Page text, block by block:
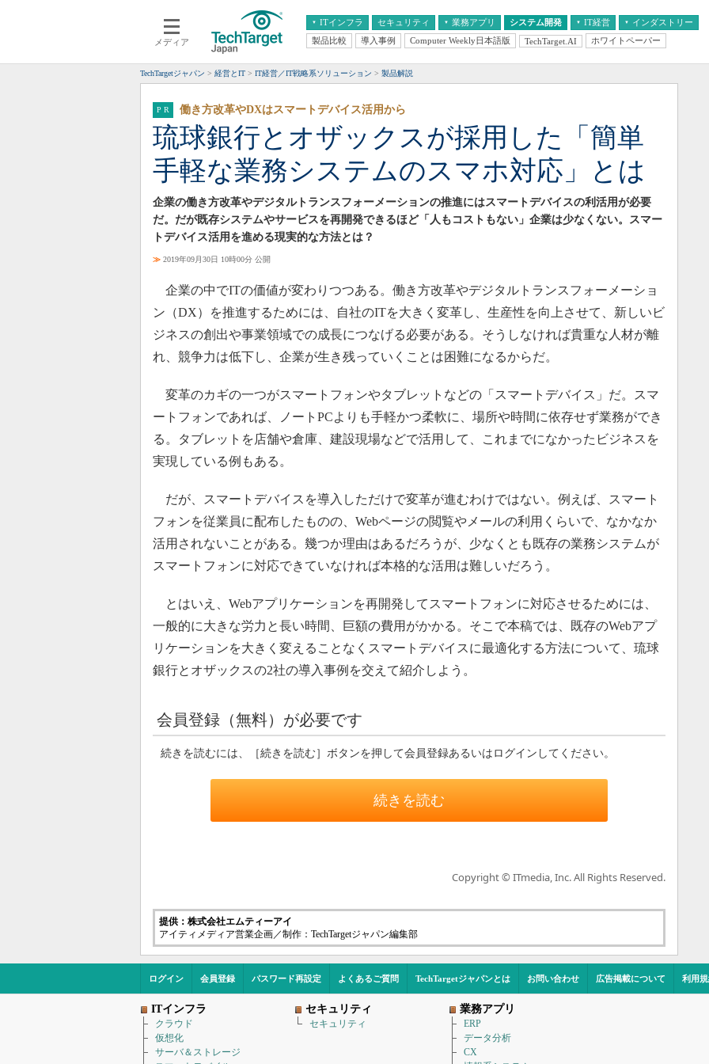
メディア
ITインフラ
クラウド
スマートモバイル
ネットワーク
システム運用管理
セキュリティ 業務アプリ
エンタープライズAI
ERP
CX
情報系システム
システム開発 IT経営
経営とIT
インダストリー
医療IT
製品比較 導入事例 Computer Weekly日本語版 TechTarget.AI ホワイトペーパー
TechTargetジャパン 経営とIT IT経営／IT戦略系ソリューション 製品解説
琉球銀行とオザックスが採用した「簡単
手軽な業務システムのスマホ対応」とは
働き方改革やDXはスマートデバイス活用から
企業の働き方改革やデジタルトランスフォーメーションの推進にはスマートデバイスの利活用が必要
だ。だが既存システムやサービスを再開発できるほど「人もコストもない」企業は少なくない。スマー
トデバイス活用を進める現実的な方法とは？
≫ 2019年09月30日 10時00分 公開
企業の中でITの価値が変わりつつある。働き方改革やデジタルトランスフォーメーショ
ン（DX）を推進するためには、自社のITを大きく変革し、生産性を向上させて、新しいビ
ジネスの創出や事業領域での成長につなげる必要がある。そうしなければ貴重な人材が離
れ、競争力は低下し、企業が生き残っていくことは困難になるからだ。
変革のカギの一つがスマートフォンやタブレットなどの「スマートデバイス」だ。スマ
ートフォンであれば、ノートPCよりも手軽かつ柔軟に、場所や時間に依存せず業務ができ
る。タブレットを店舗や倉庫、建設現場などで活用して、これまでになかったビジネスを
実現している例もある。
だが、スマートデバイスを導入しただけで変革が進むわけではない。例えば、スマート
フォンを従業員に配布したものの、Webページの閲覧やメールの利用くらいで、なかなか
活用されないことがある。幾つか理由はあるだろうが、少なくとも既存の業務システムが
スマートフォンに対応できていなければ本格的な活用は難しいだろう。
とはいえ、Webアプリケーションを再開発してスマートフォンに対応させるためには、
一般的に大きな労力と長い時間、巨額の費用がかかる。そこで本稿では、既存のWebアプ
リケーションを大きく変えることなくスマートデバイスに最適化する方法について、琉球
銀行とオザックスの2社の導入事例を交えて紹介しよう。
会員登録（無料）が必要です
続きを読むには、［続きを読む］ボタンを押して会員登録あるいはログインしてください。
続きを読む
Copyright © ITmedia, Inc. All Rights Reserved.
提供：株式会社エムティーアイ
アイティメディア営業企画／制作：TechTargetジャパン編集部
ログイン 会員登録 パスワード再設定 よくあるご質問 TechTargetジャパンとは お問い合わせ 広告掲載について 利用
ITインフラ
クラウド
仮想化
サーバ＆ストレージ
セキュリティ
セキュリティ
業務アプリ
ERP
データ分析
CX